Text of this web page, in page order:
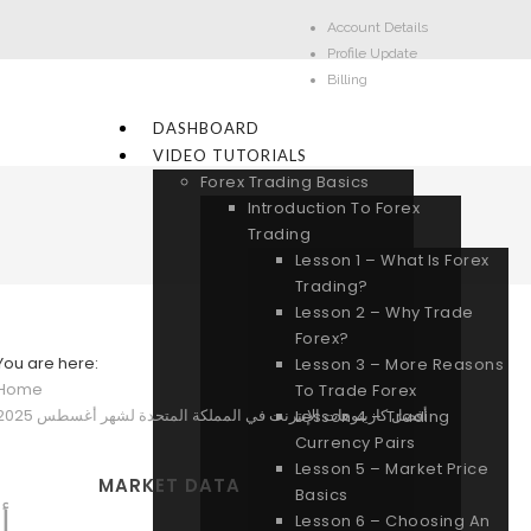
Account Details
Profile Update
Billing
DASHBOARD
VIDEO TUTORIALS
Forex Trading Basics
Introduction To Forex
Trading
Lesson 1 – What Is Forex
Trading?
Lesson 2 – Why Trade
Forex?
Lesson 3 – More Reasons
To Trade Forex
Lesson 4 – Trading
Currency Pairs
Lesson 5 – Market Price
Basics
Lesson 6 – Choosing An
are here:
أفضل كازينوهات الإنترنت في المملكة المتحدة لشهر أغسطس 2025
MARKET DATA